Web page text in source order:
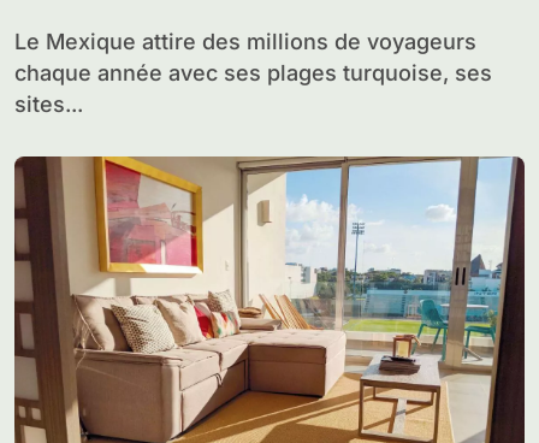
Le Mexique attire des millions de voyageurs
chaque année avec ses plages turquoise, ses
sites...